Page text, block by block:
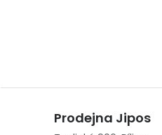
Prodejna Jipos